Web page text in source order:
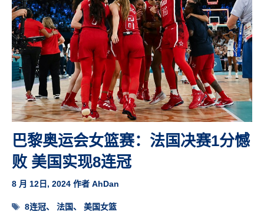
巴黎奥运会女篮赛：法国决赛1分憾
败 美国实现8连冠
8 月 12日, 2024 作者 AhDan
标
8连冠、法国、美国女篮